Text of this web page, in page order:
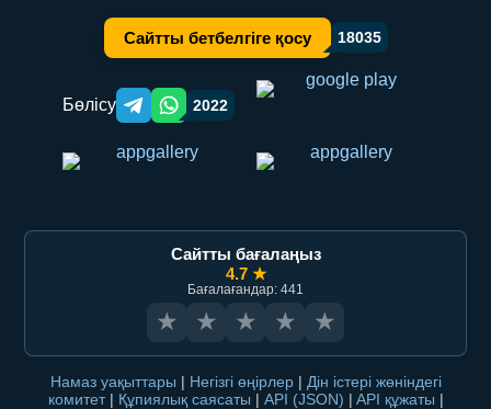
Сайтты бетбелгіге қосу 18035
Бөлісу Telegram orqali ulashish
WhatsApp orqali ulashish
2022
Сайтты бағалаңыз
4.7 ★
Бағалағандар: 441
★ ★ ★ ★ ★
Намаз уақыттары | Негізгі өңірлер | Дін істері жөніндегі
комитет | Құпиялық саясаты | API (JSON) | API құжаты |